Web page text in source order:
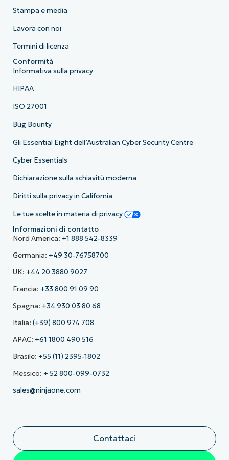
Stampa e media
Lavora con noi
Termini di licenza
Conformità
Informativa sulla privacy
HIPAA
ISO 27001
Bug Bounty
Gli Essential Eight dell’Australian Cyber Security Centre
Cyber Essentials
Dichiarazione sulla schiavitù moderna
Diritti sulla privacy in California
Le tue scelte in materia di privacy
Informazioni di contatto
Nord America: +1 888 542-8339
Germania: +49 30-76758700
UK: +44 20 3880 9027
Francia: +33 800 91 09 90
Spagna: +34 930 03 80 68
Italia: (+39) 800 974 708
APAC: +61 1800 490 516
Brasile: +55 (11) 2395-1802
Messico: + 52 800-099-0732
sales@ninjaone.com
Contattaci